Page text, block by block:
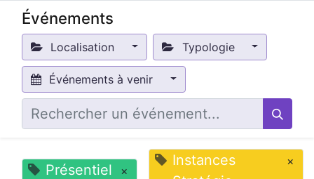
Événements
Localisation Typologie
Événements à venir
Présentiel ×
Instances
×